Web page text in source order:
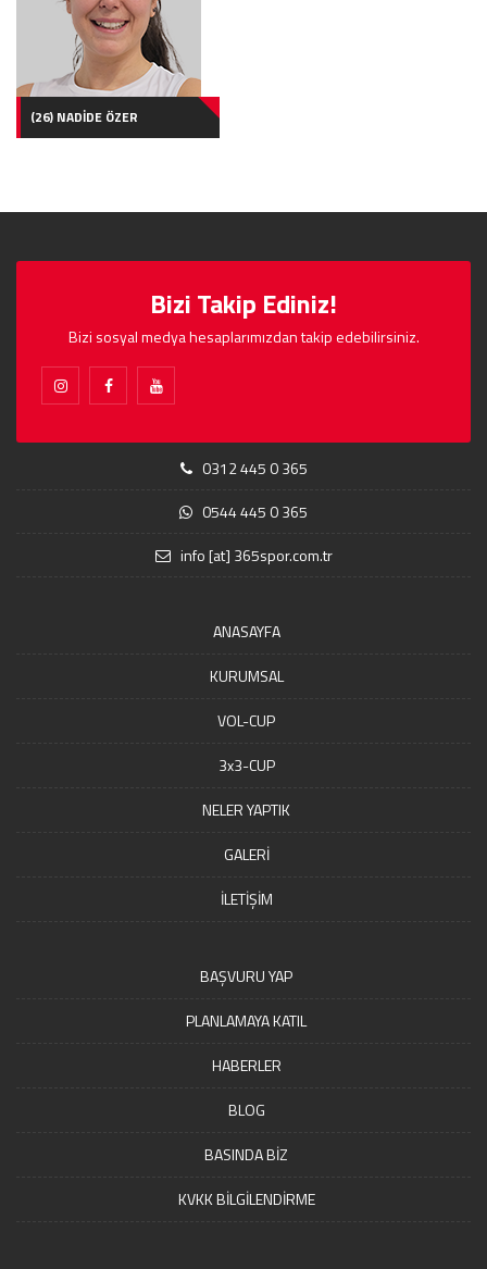
(26) NADİDE ÖZER
Bizi Takip Ediniz!
Bizi sosyal medya hesaplarımızdan takip edebilirsiniz.
0312 445 0 365
0544 445 0 365
info [at] 365spor.com.tr
ANASAYFA
KURUMSAL
VOL-CUP
3x3-CUP
NELER YAPTIK
GALERİ
İLETİŞİM
BAŞVURU YAP
PLANLAMAYA KATIL
HABERLER
BLOG
BASINDA BİZ
KVKK BİLGİLENDİRME